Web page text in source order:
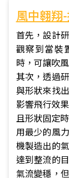
風中翱翔
首先，設計
觀察到當裝
時，可讓吹
其次，透過
與形狀來找
影響飛行效
且形狀固定
用最少的風
機製造出的
達到整流的
氣流變穩，